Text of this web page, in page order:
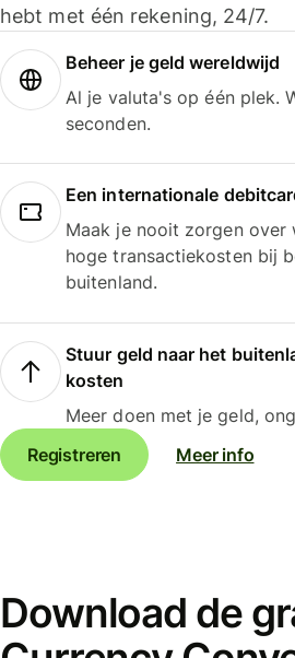
hebt met één rekening, 24/7.
Beheer je geld wereldwijd
Al je valuta's op één plek.
seconden.
Een internationale
Maak je nooit zorgen over
hoge transactiekosten bij
buitenland.
Stuur geld naar het
kosten
Meer doen met je geld,
Registreren
Meer info
Download de